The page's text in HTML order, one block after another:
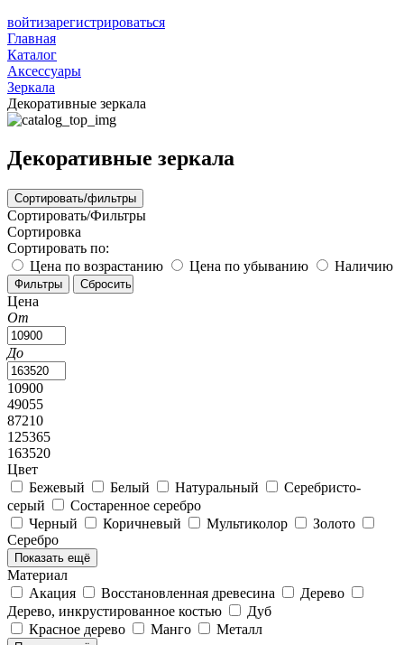
войтизарегистрироваться
Главная
Каталог
Аксессуары
Зеркала
Декоративные зеркала
Декоративные зеркала
Сортировать/фильтры
Сортировать/Фильтры
Сортировка
Сортировать по:
Цена по возрастанию
Цена по убыванию Наличию
Цена
От
До
10900
49055
87210
125365
163520
Цвет
Бежевый
Белый Натуральный
Серебристо-
серый
Состаренное серебро
Черный
Коричневый Мультиколор
Золото
Серебро
Показать ещё
Материал
Акация
Восстановленная древесина
Дерево
Дерево, инкрустированное костью
Дуб
Красное дерево
Манго Металл